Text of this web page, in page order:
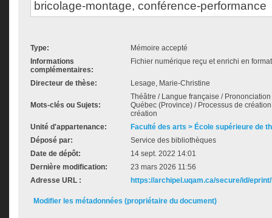
bricolage-montage, conférence-performance
Type:
Mémoire accepté
Informations
complémentaires:
Fichier numérique reçu et enrichi en
Directeur de thèse: Lesage, Marie-Christine
Mots-clés ou Sujets:
Théâtre / Langue française /
Québec (Province) / Processus de
création
Unité d'appartenance:
Faculté des arts > École supérieure de
Déposé par:
Service des bibliothèques
Date de dépôt:
14 sept. 2022 14:01
Dernière modification:
23 mars 2026 11:56
Adresse URL :
https://archipel.uqam.ca/secure/id/
Modifier les métadonnées (propriétaire du document)